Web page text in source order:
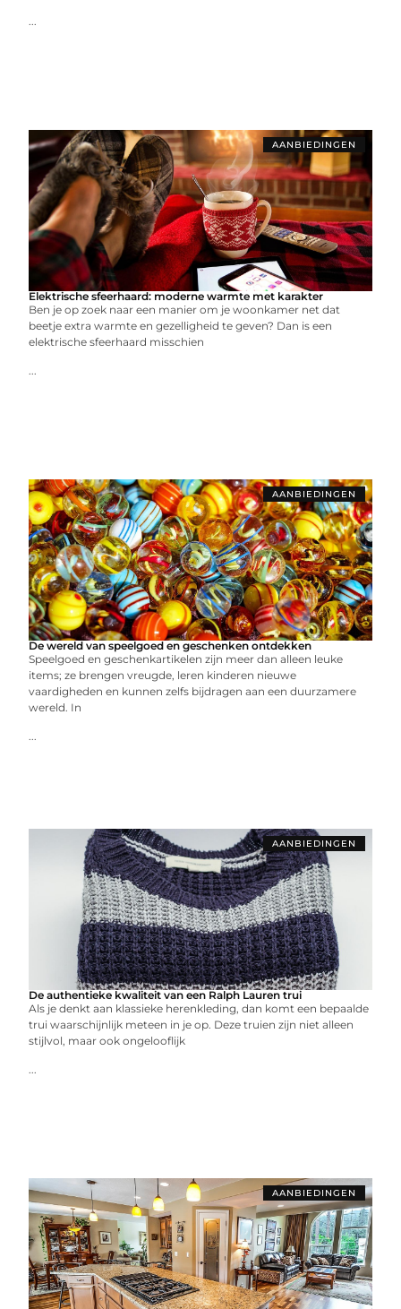
...
AANBIEDINGEN
Elektrische sfeerhaard: moderne warmte met karakter
Ben je op zoek naar een manier om je woonkamer net dat
beetje extra warmte en gezelligheid te geven? Dan is een
elektrische sfeerhaard misschien
...
AANBIEDINGEN
De wereld van speelgoed en geschenken ontdekken
Speelgoed en geschenkartikelen zijn meer dan alleen leuke
items; ze brengen vreugde, leren kinderen nieuwe
vaardigheden en kunnen zelfs bijdragen aan een duurzamere
wereld. In
...
AANBIEDINGEN
De authentieke kwaliteit van een Ralph Lauren trui
Als je denkt aan klassieke herenkleding, dan komt een bepaalde
trui waarschijnlijk meteen in je op. Deze truien zijn niet alleen
stijlvol, maar ook ongelooflijk
...
AANBIEDINGEN